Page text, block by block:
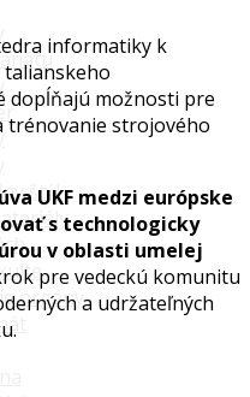
štýl
orgány
informatiky k
talianskeho
dopĺňajú možnosti pre
trénovanie strojového
UKF medzi európske
s technologicky
v oblasti umelej
pre vedeckú komunitu
a udržateľných